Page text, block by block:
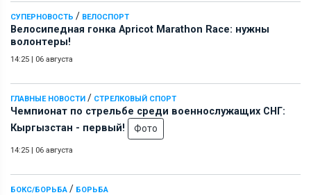
СУПЕРНОВОСТЬ / ВЕЛОСПОРТ
Велосипедная гонка Apricot Marathon Race: нужны
волонтеры!
14:25 | 06 августа
ГЛАВНЫЕ НОВОСТИ / СТРЕЛКОВЫЙ СПОРТ
Чемпионат по стрельбе среди военнослужащих СНГ:
Кыргызстан - первый!
Фото
14:25 | 06 августа
БОКС/БОРЬБА / БОРЬБА